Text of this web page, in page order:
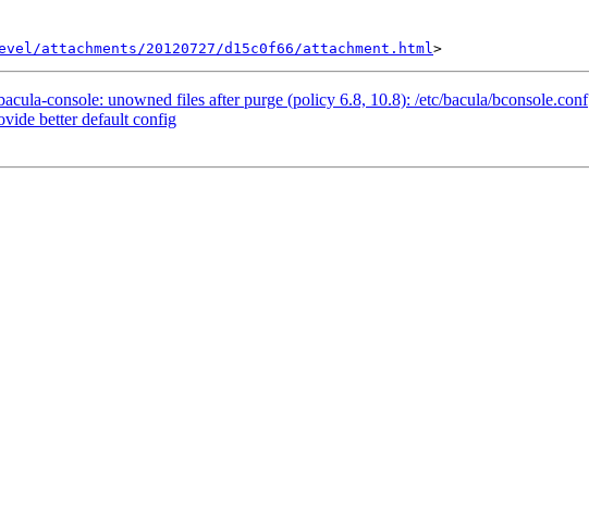
20120727/d15c0f66/attachment.html
console: unowned files after purge (policy 6.8, 10.8): /etc/bacula/bconsole.conf
better default config